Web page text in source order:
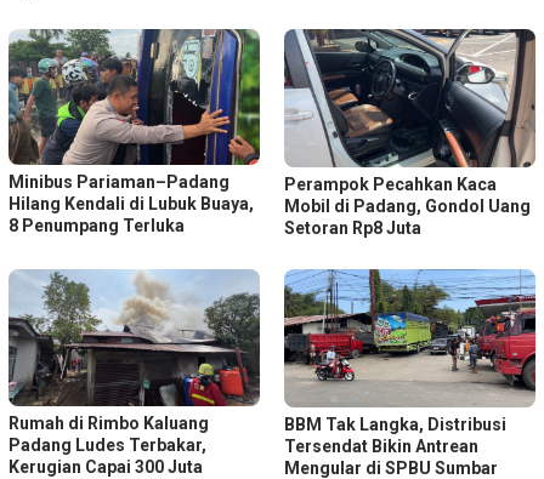
Minibus Pariaman–Padang
Hilang Kendali di Lubuk Buaya,
8 Penumpang Terluka
Perampok Pecahkan Kaca
Mobil di Padang, Gondol Uang
Setoran Rp8 Juta
Rumah di Rimbo Kaluang
Padang Ludes Terbakar,
Kerugian Capai 300 Juta
BBM Tak Langka, Distribusi
Tersendat Bikin Antrean
Mengular di SPBU Sumbar